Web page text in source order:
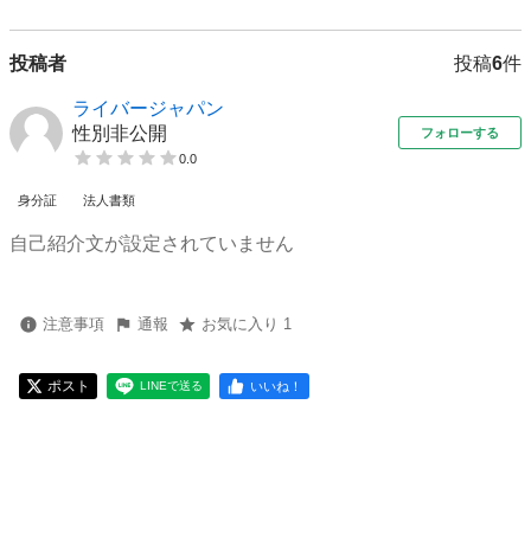
投稿者 投稿6件
ライバージャパン
性別非公開
0.0
フォローする
身分証 法人書類
自己紹介文が設定されていません
注意事項 通報 お気に入り 1
ポスト LINEで送る いいね！